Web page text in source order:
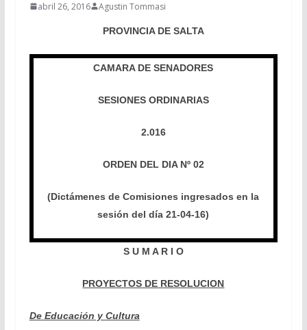
abril 26, 2016 Agustin Tommasi
PROVINCIA DE SALTA
CAMARA DE SENADORES
SESIONES ORDINARIAS
2.016
ORDEN DEL DIA Nº 02
(Dictámenes de Comisiones ingresados en la
sesión del día 21-04-16)
S U M A R I O
PROYECTOS DE RESOLUCION
De Educación y Cultura